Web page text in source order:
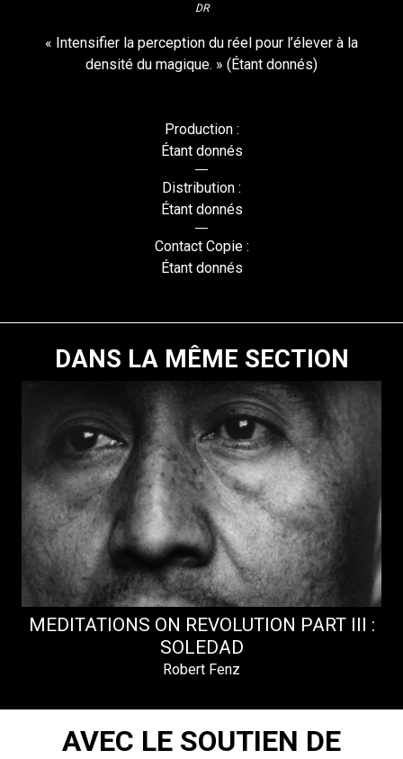
DR
« Intensifier la perception du réel pour l’élever à la
densité du magique. » (Étant donnés)
Production :
Étant donnés
Distribution :
Étant donnés
Contact Copie :
Étant donnés
DANS LA MÊME SECTION
MEDITATIONS ON REVOLUTION PART III :
SOLEDAD
Robert Fenz
AVEC LE SOUTIEN DE